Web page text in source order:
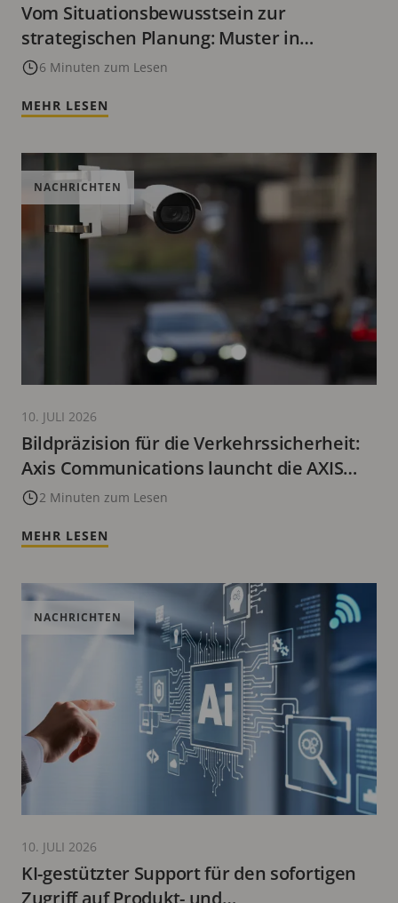
Vom Situationsbewusstsein zur
strategischen Planung: Muster in
vorhandenen Daten erkennen
6 Minuten zum Lesen
MEHR LESEN
Bildpräzision für die Verkehrssicherheit:
Axis Communications launcht die AXIS
P1486-LE Global Shutter Camera
2 Minuten zum Lesen
NACHRICHTEN
10. JULI 2026
MEHR LESEN
KI-gestützter Support für den sofortigen
Zugriff auf Produkt- und
NACHRICHTEN
10. JULI 2026